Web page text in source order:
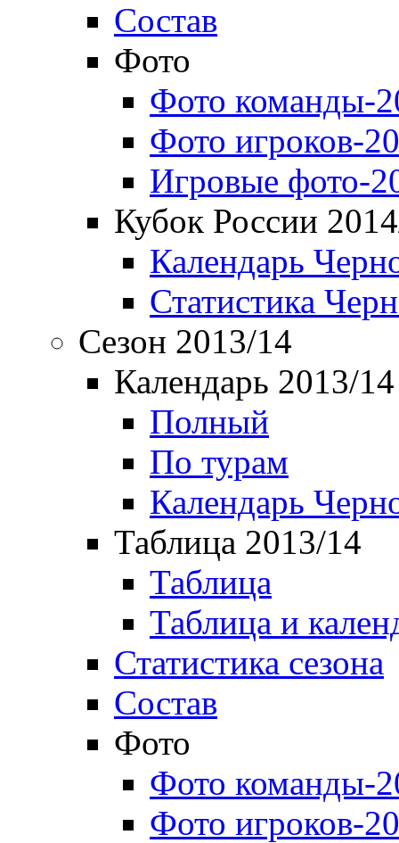
Состав
Фото
Фото команды-
Фото игроков-
Игровые фото-
Кубок России
Календарь
Статистика
Сезон 2013/14
Календарь 2013/14
Полный
По турам
Календарь
Таблица 2013/14
Таблица
Таблица и
Статистика сезона
Состав
Фото
Фото команды-
Фото игроков-